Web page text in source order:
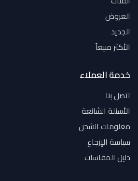
العروض
الجديد
الأكثر مبيعاً
خدمة العملاء
اتصل بنا
الأسئلة الشائعة
معلومات الشحن
سياسة الإرجاع
دليل المقاسات